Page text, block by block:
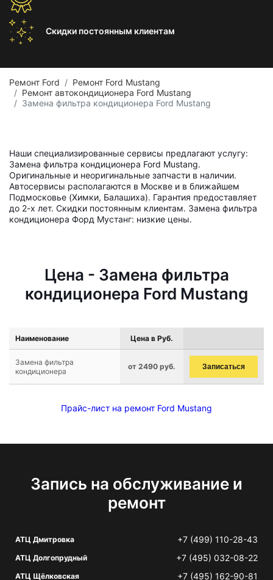
Скидки постоянным клиентам
Ремонт Ford
Ремонт Ford Mustang
Ремонт автокондиционера Ford Mustang
Замена фильтра кондиционера Ford Mustang
Наши специализированные сервисы предлагают услугу:
Замена фильтра кондиционера Ford Mustang.
Оригинальные и неоригинальные запчасти в наличии.
Автосервисы располагаются в Москве и в ближайшем
Подмосковье (Химки, Балашиха). Гарантия предоставляет
до 2-х лет. Скидки постоянным клиентам. Замена фильтра
кондиционера Форд Мустанг: низкие цены.
Цена - Замена фильтра
кондиционера Ford Mustang
Наименование Цена в Руб.
Замена фильтра
кондиционера
от 2490 руб. Записаться
Прайс-лист на ремонт Ford Mustang
Запись на обслуживание и
ремонт
АТЦ Дмитровка +7 (499) 110-28-43
АТЦ Долгопрудный +7 (495) 032-08-22
АТЦ Щёлковская +7 (495) 162-90-81